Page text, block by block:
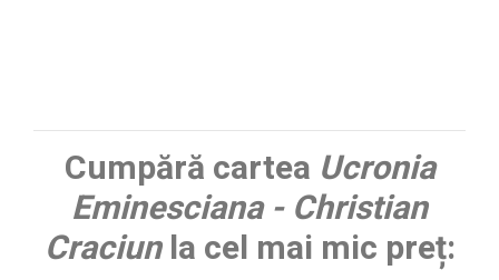
Cumpără cartea Ucronia
Eminesciana - Christian
Craciunla cel mai mic preț: